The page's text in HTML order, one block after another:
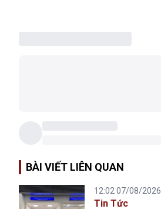
BÀI VIẾT LIÊN QUAN
12:02 07/08/2026
Tin Tức